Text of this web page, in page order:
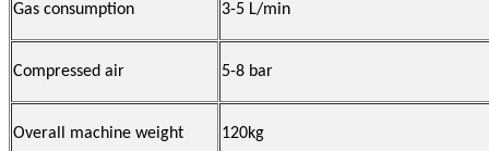
Gas consumption 3-5 L/min
Compressed air 5-8 bar
Overall machine weight 120kg